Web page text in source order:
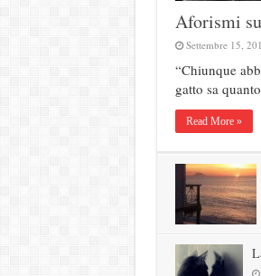
Aforismi
Settembre 15,
“Chiunque
gatto sa
Read More »